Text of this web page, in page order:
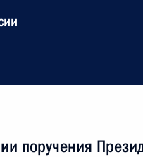
поручения